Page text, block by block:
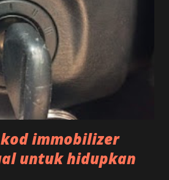
immobilizer
untuk hidupkan